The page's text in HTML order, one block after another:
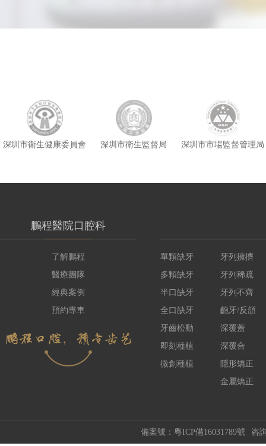
深圳市衛生健康委員會 深圳市衛生監督局 深圳市市場監督管理局
鵬程醫院口腔科
了解鵬程
醫療團隊
經典案例
預約專車
單顆缺牙
多顆缺牙
半口缺牙
全口缺牙
牙齒松動
即刻種植
微創種植
牙列擁擠
牙列稀疏
牙列不齊
齙牙/反頜
深覆蓋
深覆合
隱形矯正
金屬矯正
備案號：粵ICP備16031789號 咨